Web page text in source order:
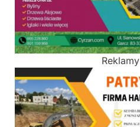
Reklamy